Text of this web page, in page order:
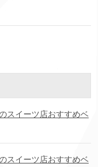
スイーツ店おすすめベ
スイーツ店おすすめベ